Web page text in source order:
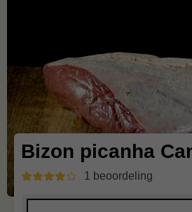
Bizon picanha
1 beoordeling